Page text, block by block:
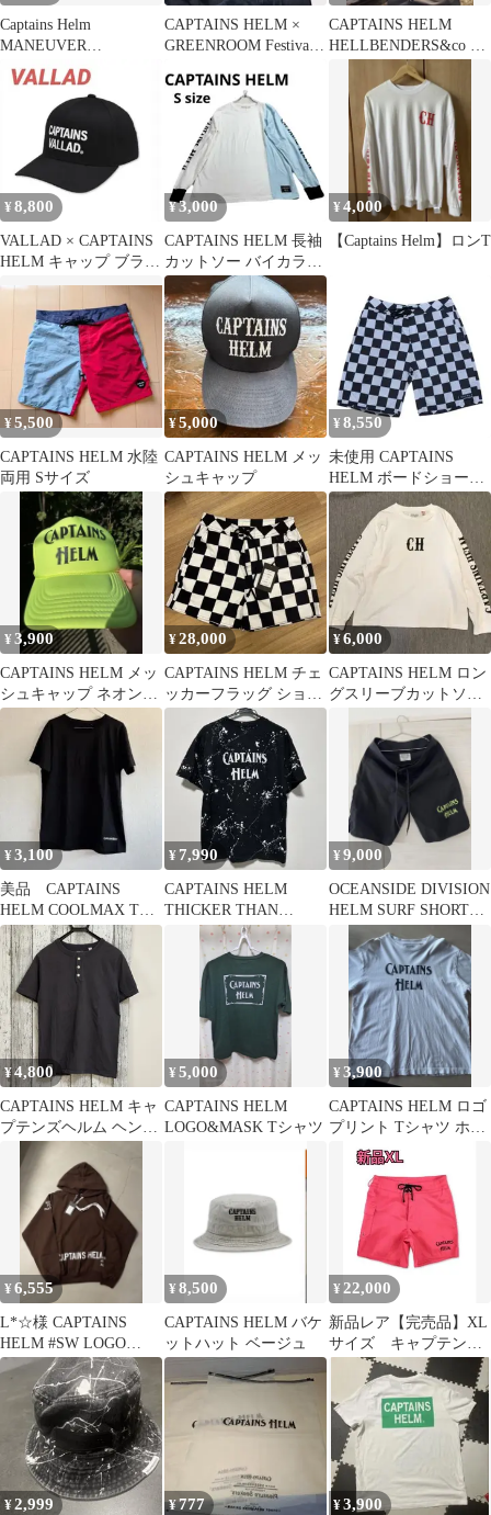
Captains Helm
MANEUVER
BALANCE FLOW
LOVE
CAPTAINS HELM ×
GREENROOM Festival
CAPTAINS HELM
HELLBENDERS&co コ
ラボ パーカー S
¥ 8,800
VALLAD × CAPTAINS
HELM キャップ ブラッ
¥3,000
CAPTAINS HELM 長袖
カットソー バイカラー
S ロンT
¥4,000
【Captains Helm】ロンT
¥5,500
CAPTAINS HELM 水陸
両用 Sサイズ
¥5,000
CAPTAINS HELM メッ
シュキャップ
¥ 8,550
未使用 CAPTAINS
HELM ボードショーツ
チェッカー Sサイズ
¥3,900
CAPTAINS HELM メッ
シュキャップ ネオンイ
エロー
¥28,000
CAPTAINS HELM チェ
ッカーフラッグ ショー
ツ 2026 サーフパンツ
¥6,000
CAPTAINS HELM ロン
グスリーブカットソー
白 Lサイズ
¥3,100
美品 CAPTAINS
HELM COOLMAX Tシ
ャツ ブラック ロゴ
¥ 7,990
CAPTAINS HELM
THICKER THAN
BLOOD Tシャツ
¥9,000
OCEANSIDE DIVISION
HELM SURF SHORTS
黒S
¥4,800
CAPTAINS HELM キャ
プテンズヘルム ヘンリ
ーネック Tシャツ 半袖
サイズ M 初期 USA製
レア 希少
¥5,000
CAPTAINS HELM
LOGO&MASK Tシャツ
¥3,900
CAPTAINS HELM ロゴ
プリント Tシャツ ホワ
イト XL
¥6,555
L*☆様 CAPTAINS
HELM #SW LOGO
HOODIE ブラウン
¥8,500
CAPTAINS HELM バケ
ットハット ベージュ
¥ 22,000
新品レア【完売品】XL
サイズ キャプテンズ
ヘルム 海パン サー
フフトランクス
¥2,999 ¥777 ¥3,900